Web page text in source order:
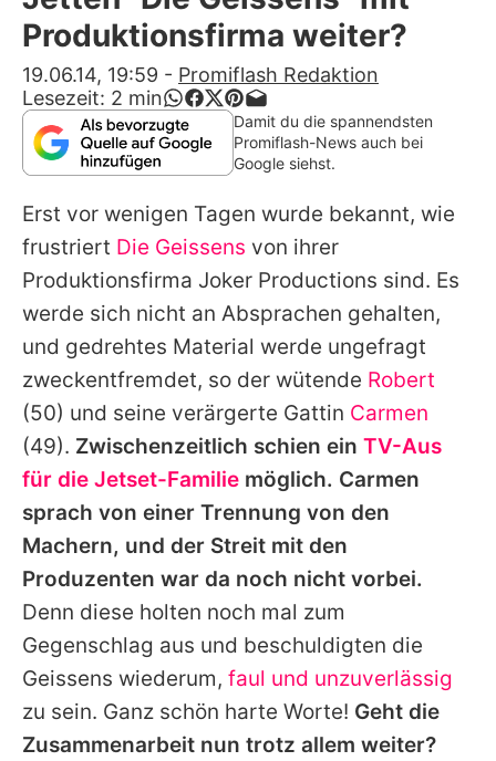
Alle Themen auf Promiflash
App runterladen
Team
Redaktionelle Richtlinien
Impressum
Nutzungsbedingungen
Utiq verwalten
Produktionsfirma weiter?
19.06.14, 19:59 - Promiflash Redaktion
Lesezeit: 2 min
Damit du die spannendsten
Promiflash-News auch bei
Google siehst.
Erst vor wenigen Tagen wurde bekannt, wie
frustriert Die Geissens von ihrer
Produktionsfirma Joker Productions sind. Es
werde sich nicht an Absprachen gehalten,
und gedrehtes Material werde ungefragt
zweckentfremdet, so der wütende Robert
(50) und seine verärgerte Gattin Carmen
(49). Zwischenzeitlich schien ein TV-Aus
für die Jetset-Familie möglich. Carmen
sprach von einer Trennung von den
Machern, und der Streit mit den
Produzenten war da noch nicht vorbei.
Denn diese holten noch mal zum
Gegenschlag aus und beschuldigten die
Geissens wiederum, faul und unzuverlässig
zu sein. Ganz schön harte Worte! Geht die
Zusammenarbeit nun trotz allem weiter?